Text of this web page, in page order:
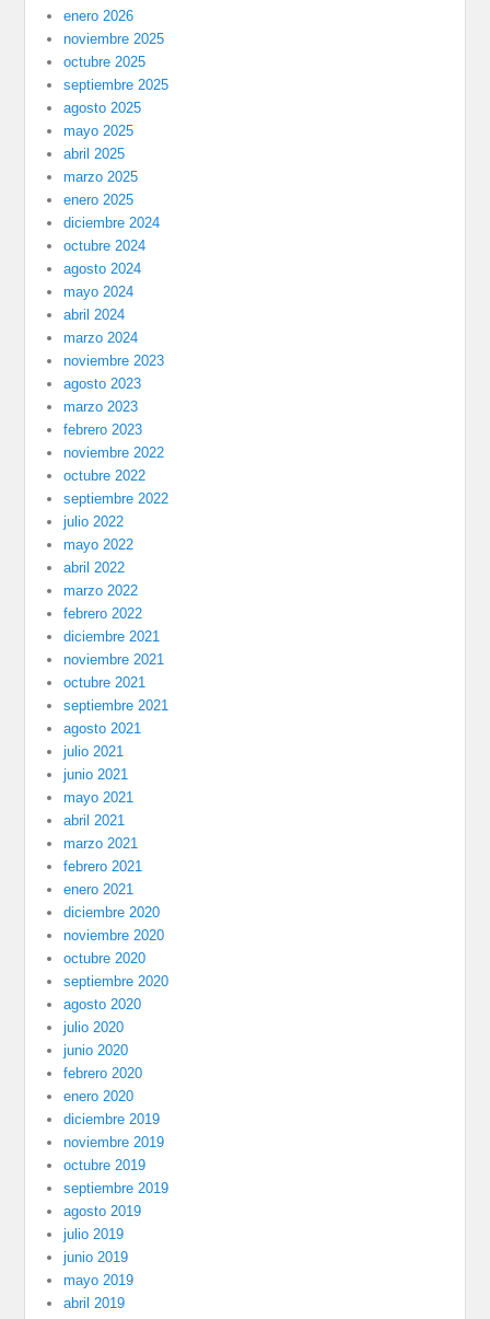
enero 2026
noviembre 2025
octubre 2025
septiembre 2025
agosto 2025
mayo 2025
abril 2025
marzo 2025
enero 2025
diciembre 2024
octubre 2024
agosto 2024
mayo 2024
abril 2024
marzo 2024
noviembre 2023
agosto 2023
marzo 2023
febrero 2023
noviembre 2022
octubre 2022
septiembre 2022
julio 2022
mayo 2022
abril 2022
marzo 2022
febrero 2022
diciembre 2021
noviembre 2021
octubre 2021
septiembre 2021
agosto 2021
julio 2021
junio 2021
mayo 2021
abril 2021
marzo 2021
febrero 2021
enero 2021
diciembre 2020
noviembre 2020
octubre 2020
septiembre 2020
agosto 2020
julio 2020
junio 2020
febrero 2020
enero 2020
diciembre 2019
noviembre 2019
octubre 2019
septiembre 2019
agosto 2019
julio 2019
junio 2019
mayo 2019
abril 2019